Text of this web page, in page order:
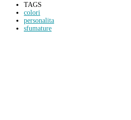
TAGS
colori
personalita
sfumature